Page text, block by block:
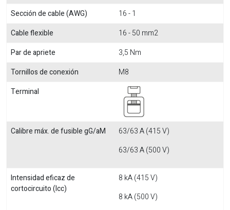
Sección de cable (AWG)
16 - 1
Cable flexible
16 - 50 mm2
Par de apriete
3,5 Nm
Tornillos de conexión
M8
Terminal
Calibre máx. de fusible gG/aM
63/63 A (415 V)
63/63 A (500 V)
Intensidad eficaz de
cortocircuito (Icc)
8 kA (415 V)
8 kA (500 V)